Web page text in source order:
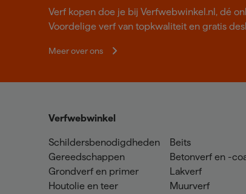
Verf kopen doe je bij Verfwebwinkel.nl, dé
Voordelige verf van topkwaliteit en gratis
Meer over ons
Verfwebwinkel
Schildersbenodigdheden
Gereedschappen
Grondverf en primer
Houtolie en teer
Beits
Betonverf en -
Lakverf
Muurverf